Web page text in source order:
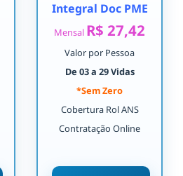
Integral Doc PME
Mensal R$ 27,42
Valor por Pessoa
De 03 a 29 Vidas
*Sem Zero
Cobertura Rol ANS
Contratação Online